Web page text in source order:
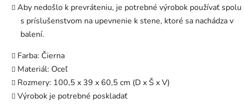
Aby nedošlo k prevráteniu, je potrebné výrobok používať spolu
s príslušenstvom na upevnenie k stene, ktoré sa nachádza v
balení.
Farba: Čierna
Materiál: Oceľ
Rozmery: 100,5 x 39 x 60,5 cm (D x Š x V)
Výrobok je potrebné poskladať